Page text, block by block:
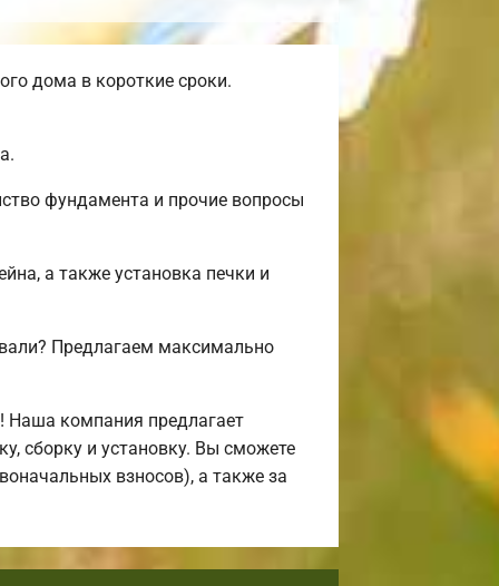
дома в короткие сроки.
фундамента и прочие вопросы
а также установка печки и
Предлагаем максимально
Наша компания предлагает
сборку и установку. Вы сможете
взносов), а также за